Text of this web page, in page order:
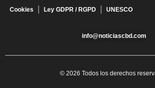
Cookies Ley GDPR / RGPD UNESCO
info@noticiascbd.com
© 2026 Todos los derechos